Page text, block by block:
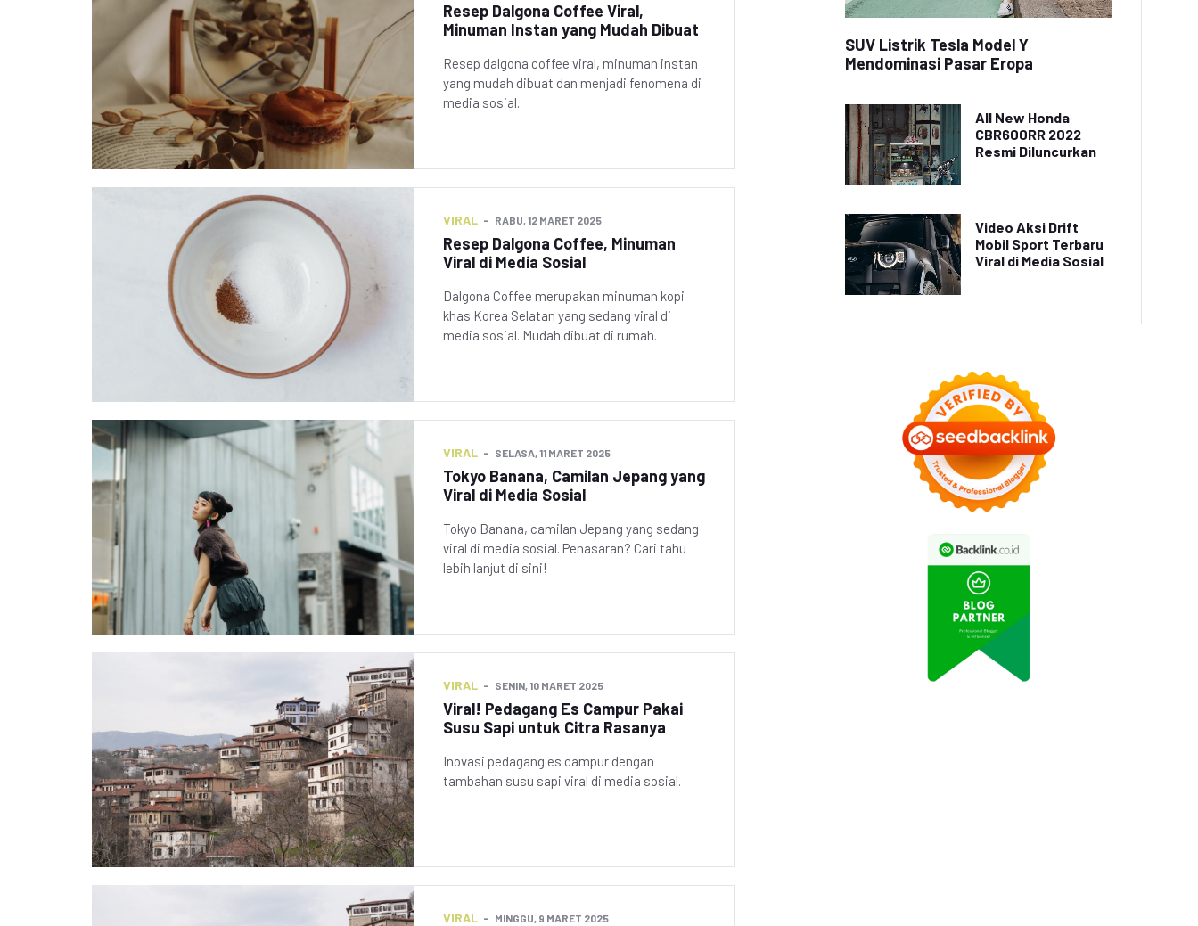
Resep Dalgona Coffee Viral,
Minuman Instan yang Mudah Dibuat
Resep dalgona coffee viral, minuman instan
yang mudah dibuat dan menjadi fenomena di
media sosial.
VIRAL RABU, 12 MARET 2025
Resep Dalgona Coffee, Minuman
Viral di Media Sosial
Dalgona Coffee merupakan minuman kopi
khas Korea Selatan yang sedang viral di
media sosial. Mudah dibuat di rumah.
VIRAL SELASA, 11 MARET 2025
Tokyo Banana, Camilan Jepang yang
Viral di Media Sosial
Tokyo Banana, camilan Jepang yang sedang
viral di media sosial. Penasaran? Cari tahu
lebih lanjut di sini!
VIRAL SENIN, 10 MARET 2025
Viral! Pedagang Es Campur Pakai
Susu Sapi untuk Citra Rasanya
Inovasi pedagang es campur dengan
tambahan susu sapi viral di media sosial.
VIRAL MINGGU, 9 MARET 2025
SUV Listrik Tesla Model Y
Mendominasi Pasar Eropa
All New Honda
CBR600RR 2022
Resmi Diluncurkan
Video Aksi Drift
Mobil Sport Terbaru
Viral di Media Sosial